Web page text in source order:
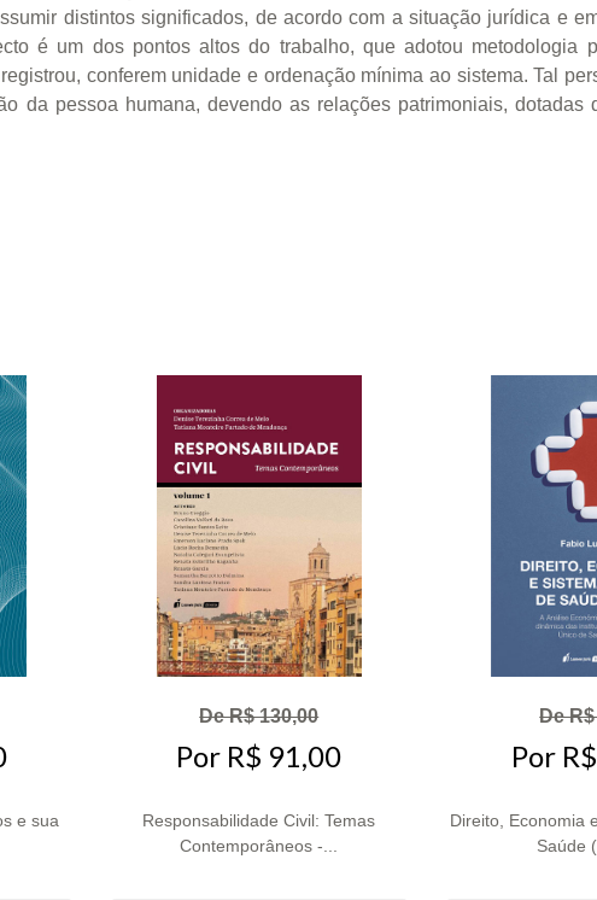
distintos significados, de acordo com a situação jurídica e
é um dos pontos altos do trabalho, que adotou metodologia
conferem unidade e ordenação mínima ao sistema. Tal
da pessoa humana, devendo as relações patrimoniais, dotadas
e sua
De R$ 130,00
Por R$ 91,00
Responsabilidade Civil: Temas
Contemporâneos -...
De
Por
Direito, Economia
Saúde